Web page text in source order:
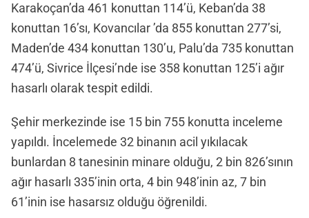
Karakoçan’da 461 konuttan 114’ü, Keban’da 38
konuttan 16’sı, Kovancılar ’da 855 konuttan 277’si,
Maden’de 434 konuttan 130’u, Palu’da 735 konuttan
474’ü, Sivrice İlçesi’nde ise 358 konuttan 125’i ağır
hasarlı olarak tespit edildi.
Şehir merkezinde ise 15 bin 755 konutta inceleme
yapıldı. İncelemede 32 binanın acil yıkılacak
bunlardan 8 tanesinin minare olduğu, 2 bin 826’sının
ağır hasarlı 335’inin orta, 4 bin 948’inin az, 7 bin
61’inin ise hasarsız olduğu öğrenildi.